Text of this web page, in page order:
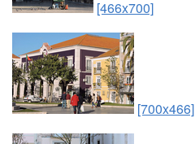
[466x700]
[700x466]